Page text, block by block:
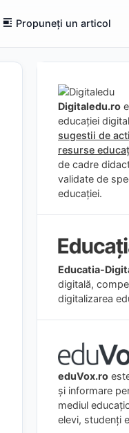
Propuneți un articol
Digitaledu.ro
educației
sugestii de
resurse
de cadre
validate de
educației.
Educatia-
digitală,
digitalizarea
eduVox.ro
și informare
mediul
elevi, studenți